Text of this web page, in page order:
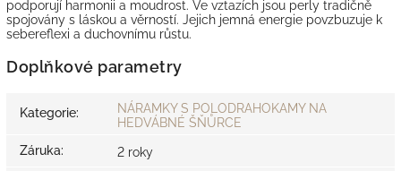
podporují harmonii a moudrost. Ve vztazích jsou perly tradičně
spojovány s láskou a věrností. Jejich jemná energie povzbuzuje k
sebereflexi a duchovnímu růstu.
Doplňkové parametry
Kategorie:
NÁRAMKY S POLODRAHOKAMY NA
HEDVÁBNÉ ŠŇŮRCE
Záruka: 2 roky